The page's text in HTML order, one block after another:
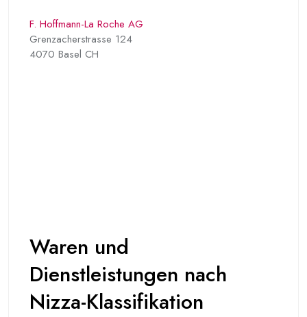
F. Hoffmann-La Roche AG
Grenzacherstrasse 124
4070 Basel CH
Waren und
Dienstleistungen nach
Nizza-Klassifikation